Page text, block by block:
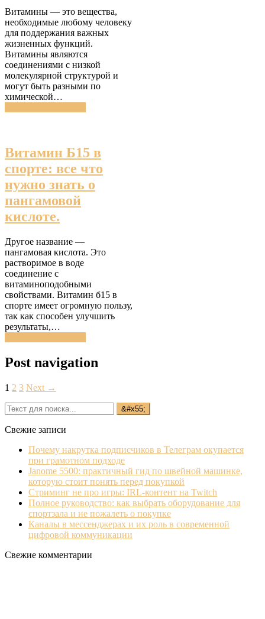
Витамины — это вещества,
необходимые любому человеку
для поддержания важных
жизненных функций.
Витамины являются
соединениями с низкой
молекулярной структурой и
могут быть разными по
химической…
Витамин Б15 в
спорте: все что
нужно знать о
пангамовой
кислоте.
Другое название —
пангамовая кислота. Это
растворимое в воде
соединение с
витаминоподобными
свойствами. Витамин б15 в
спорте имеет огромную пользу,
так как способен улучшить
результаты,…
Post navigation
1 2 3 Next →
Свежие записи
Почему накрутка подписчиков в Телеграм окупается
при грамотном подходе
Janome 5500: практичный гид по швейной машинке,
которую стоит понять перед покупкой
Стриминг не про игры: IRL‐контент на Twitch
Полное руководство: как выбрать оборудование для
спортзала и не пожалеть о покупке
Каналы в мессенджерах и их роль в современной
цифровой коммуникации
Свежие комментарии